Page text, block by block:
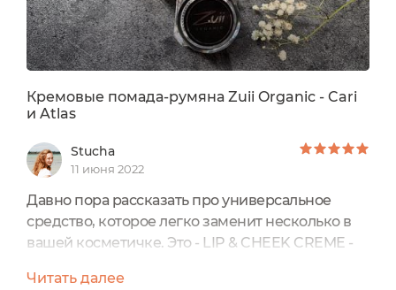
Кремовые помада-румяна Zuii Organic - Cari
и Atlas
Stucha
11 июня 2022
Давно пора рассказать про универсальное
средство, которое легко заменит несколько в
вашей косметичке. Это - LIP & CHEEK CREME -
помады в оттенке "Cari" и "Atlas" В первую
Читать далее